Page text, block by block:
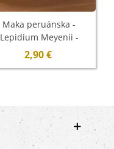
Maka peruánska -
Lepidium Meyenii -
semená maky - 5 ks
2,90 €